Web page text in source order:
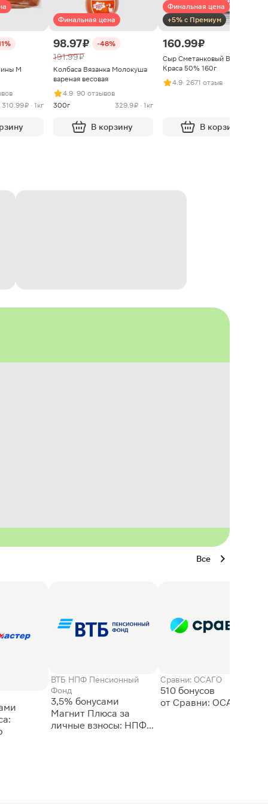
М
310.99 ₽ · 1кг
Финальная цена
98.97 ₽ -48%
191.99 ₽
Колбаса Вязанка Молокуша
вареная весовая
4.9· 90 отзывов
300г
329.9 ₽ · 1кг
В корзину
Финальная цена
+5% с Премиум
160.99 ₽
Сыр Сметанковый Варвара
Краса 50% 160г
4.9· 2671 отзыв
В корзину
Все
ВТБ НПФ Пенсионный
Фонд
3,5% бонусами
Магнит Плюса за
личные взносы: НПФ
Сравни: ОСАГО
510 бонусов